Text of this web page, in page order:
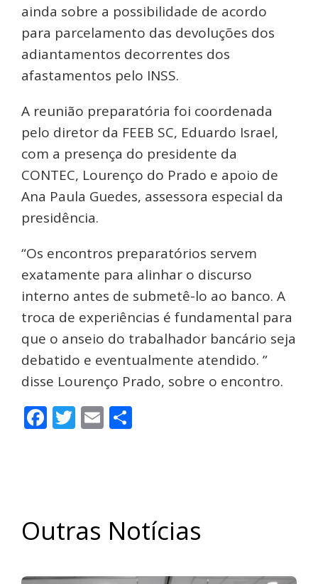
ainda sobre a possibilidade de acordo
para parcelamento das devoluções dos
adiantamentos decorrentes dos
afastamentos pelo INSS.
A reunião preparatória foi coordenada
pelo diretor da FEEB SC, Eduardo Israel,
com a presença do presidente da
CONTEC, Lourenço do Prado e apoio de
Ana Paula Guedes, assessora especial da
presidência.
“Os encontros preparatórios servem
exatamente para alinhar o discurso
interno antes de submetê-lo ao banco. A
troca de experiências é fundamental para
que o anseio do trabalhador bancário seja
debatido e eventualmente atendido. ”
disse Lourenço Prado, sobre o encontro.
Facebook
Twitter
Email
Outras Notícias